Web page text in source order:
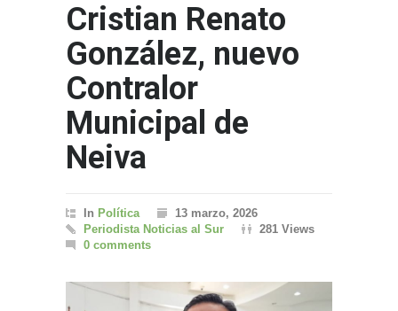
Cristian Renato
González, nuevo
Contralor
Municipal de
Neiva
In Política
13 marzo, 2026
Periodista Noticias al Sur
281 Views
0 comments